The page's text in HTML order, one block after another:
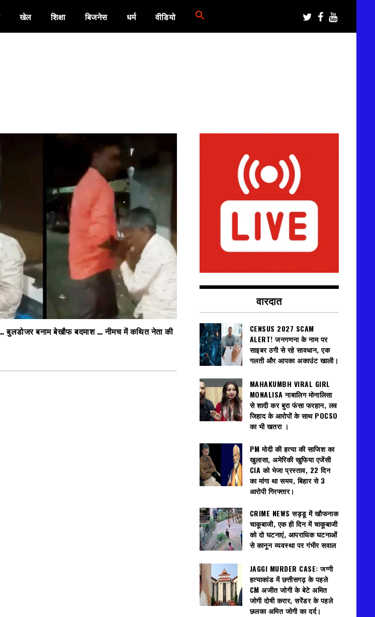
खेल शिक्षा बिजनेस धर्म वीडियो
… बुलडोजर बनाम बेखौफ बदमाश … नीमच में कथित नेता की
वारदात
CENSUS 2027 SCAM
ALERT! जनगणना के नाम पर
साइबर ठगी से रहे सावधान, एक
गलती और आपका अकाउंट खाली।
MAHAKUMBH VIRAL GIRL
MONALISA नाबालिग मोनालिसा
से शादी कर बुरा फंसा फरहान, लव
जिहाद के आरोपों के साथ POCSO
का भी खतरा ।
PM मोदी की हत्या की साजिश का
खुलासा, अमेरिकी खुफिया एजेंसी
CIA को भेजा प्रस्ताव, 22 दिन
का मांगा था समय, बिहार से 3
आरोपी गिरफ्तार।
CRIME NEWS सड्डू में खौफनाक
चाकूबाजी, एक ही दिन में चाकूबाजी
को दो घटनाएं, आपराधिक घटनाओं
से कानून व्यवस्था पर गंभीर सवाल
JAGGI MURDER CASE: जग्गी
हत्याकांड में छत्तीसगढ़ के पहले
CM अजीत जोगी के बेटे अमित
जोगी दोषी करार, सरेंडर के पहले
छलका अमित जोगी का दर्द।